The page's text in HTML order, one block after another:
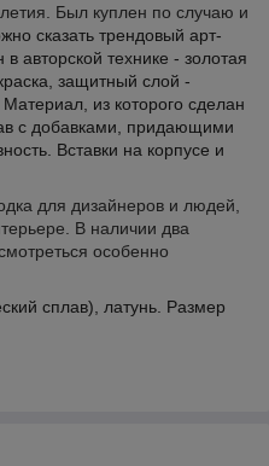
Был куплен по случаю и
сказать трендовый арт-
авторской технике - золотая
защитный слой -
из которого сделан
с добавками, придающими
Вставки на корпусе и
для дизайнеров и людей,
В наличии два
особенно
сплав), латунь. Размер